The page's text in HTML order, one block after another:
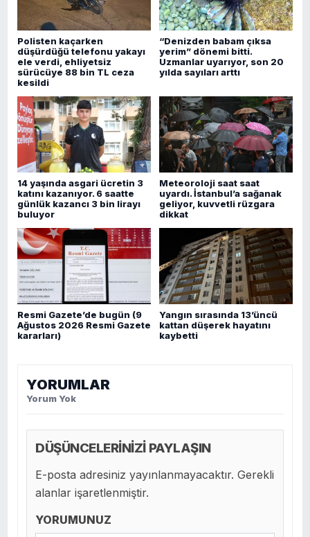
Polisten kaçarken
düşürdüğü telefonu yakayı
ele verdi, ehliyetsiz
sürücüye 88 bin TL ceza
kesildi
“Denizden babam çıksa
yerim” dönemi bitti.
Uzmanlar uyarıyor, son 20
yılda sayıları arttı
14 yaşında asgari ücretin 3
katını kazanıyor. 6 saatte
günlük kazancı 3 bin lirayı
buluyor
Meteoroloji saat saat
uyardı. İstanbul’a sağanak
geliyor, kuvvetli rüzgara
dikkat
Resmi Gazete’de bugün (9
Ağustos 2026 Resmi Gazete
kararları)
Yangın sırasında 13’üncü
kattan düşerek hayatını
kaybetti
YORUMLAR
Yorum Yok
DÜŞÜNCELERİNİZİ PAYLAŞIN
E-posta adresiniz yayınlanmayacaktır. Gerekli
alanlar işaretlenmiştir.
YORUMUNUZ